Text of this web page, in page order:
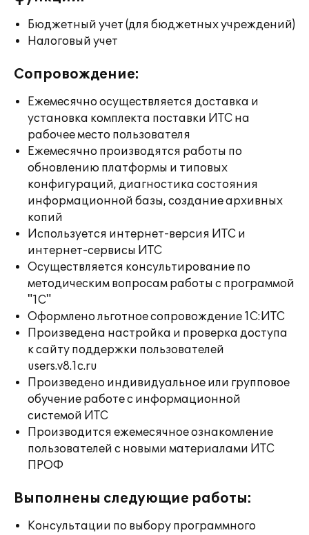
Бюджетный учет (для бюджетных учреждений)
Налоговый учет
Сопровождение:
Ежемесячно осуществляется доставка и
установка комплекта поставки ИТС на
рабочее место пользователя
Ежемесячно производятся работы по
обновлению платформы и типовых
конфигураций, диагностика состояния
информационной базы, создание архивных
копий
Используется интернет-версия ИТС и
интернет-сервисы ИТС
Осуществляется консультирование по
методическим вопросам работы с программой
"1С"
Оформлено льготное сопровождение 1С:ИТС
Произведена настройка и проверка доступа
к сайту поддержки пользователей
users.v8.1c.ru
Произведено индивидуальное или групповое
обучение работе с информационной
системой ИТС
Производится ежемесячное ознакомление
пользователей с новыми материалами ИТС
ПРОФ
Выполнены следующие работы:
Консультации по выбору программного